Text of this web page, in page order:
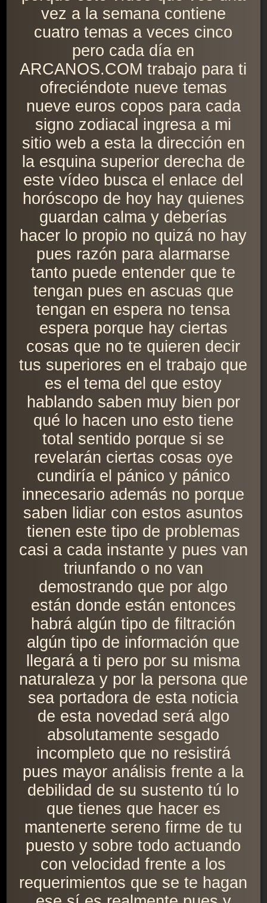
vez a la semana contiene
cuatro temas a veces cinco
pero cada día en
ARCANOS.COM trabajo para ti
ofreciéndote nueve temas
nueve euros copos para cada
signo zodiacal ingresa a mi
sitio web a esta la dirección en
la esquina superior derecha de
este vídeo busca el enlace del
horóscopo de hoy hay quienes
guardan calma y deberías
hacer lo propio no quizá no hay
pues razón para alarmarse
tanto puede entender que te
tengan pues en ascuas que
tengan en espera no tensa
espera porque hay ciertas
cosas que no te quieren decir
tus superiores en el trabajo que
es el tema del que estoy
hablando saben muy bien por
qué lo hacen uno esto tiene
total sentido porque si se
revelarán ciertas cosas oye
cundiría el pánico y pánico
innecesario además no porque
saben lidiar con estos asuntos
tienen este tipo de problemas
casi a cada instante y pues van
triunfando o no van
demostrando que por algo
están donde están entonces
habrá algún tipo de filtración
algún tipo de información que
llegará a ti pero por su misma
naturaleza y por la persona que
sea portadora de esta noticia
de esta novedad será algo
absolutamente sesgado
incompleto que no resistirá
pues mayor análisis frente a la
debilidad de su sustento tú lo
que tienes que hacer es
mantenerte sereno firme de tu
puesto y sobre todo actuando
con velocidad frente a los
requerimientos que se te hagan